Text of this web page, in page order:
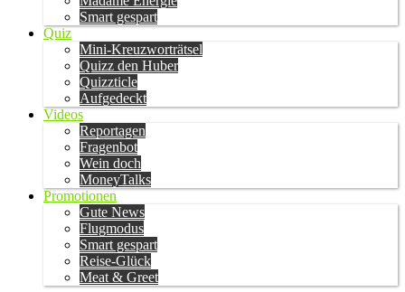
Smart gespart
Quiz
Mini-Kreuzworträtsel
Quizz den Huber
Quizzticle
Aufgedeckt
Videos
Reportagen
Fragenbot
Wein doch
MoneyTalks
Promotionen
Gute News
Flugmodus
Smart gespart
Reise-Glück
Meat & Greet